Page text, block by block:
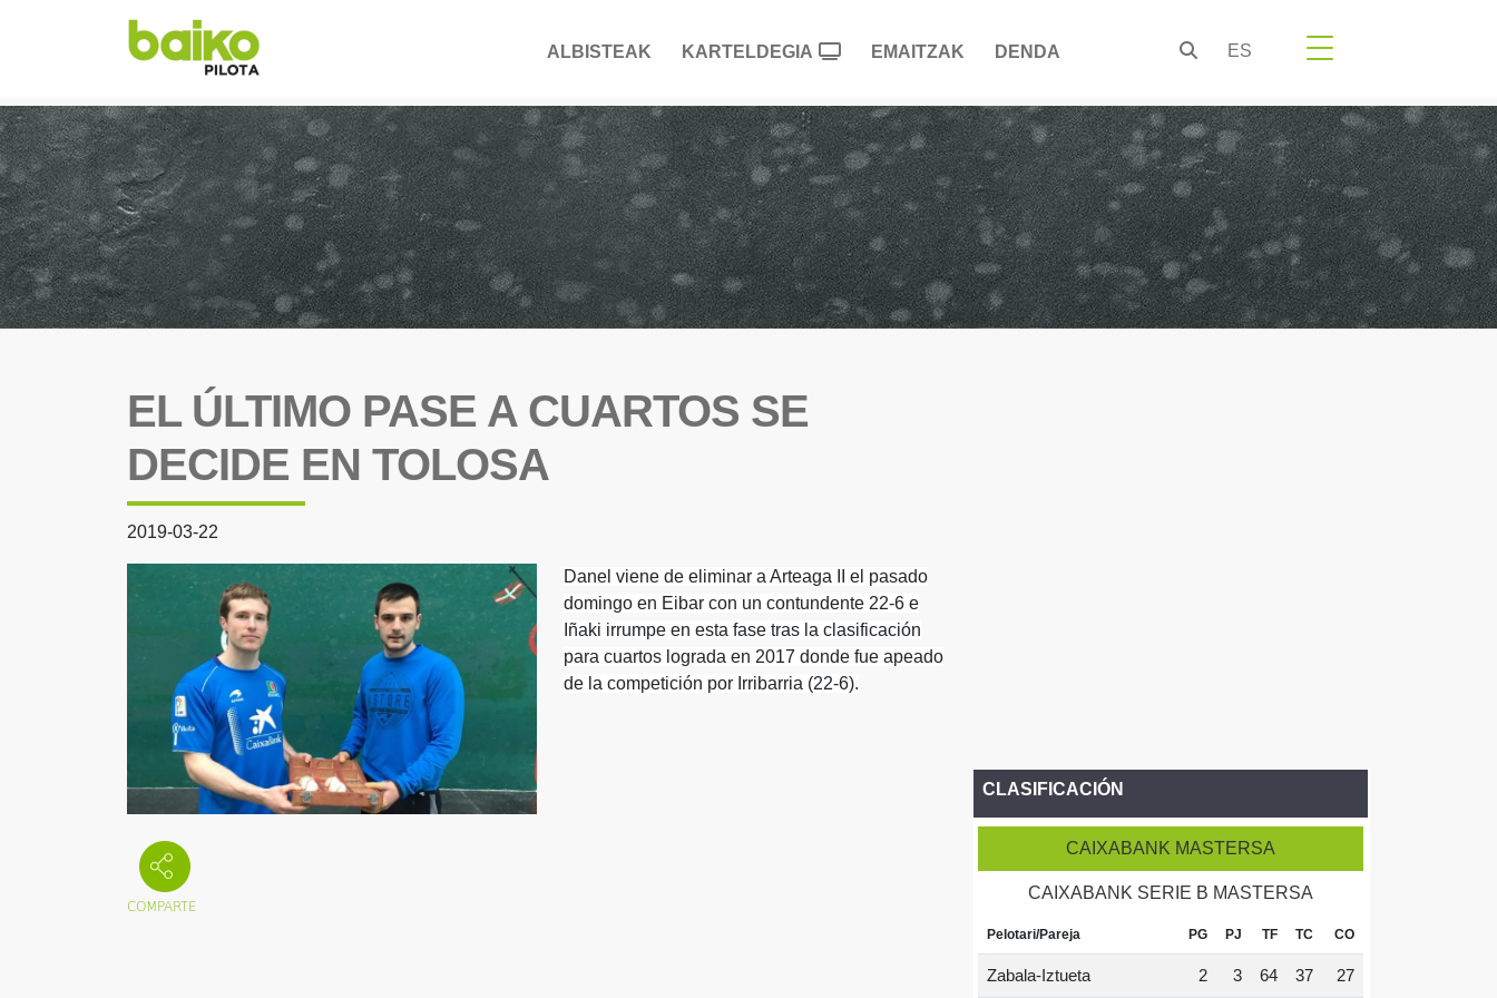
ALBISTEAK KARTELDEGIA EMAITZAK DENDA ES
EL ÚLTIMO PASE A CUARTOS SE
DECIDE EN TOLOSA
2019-03-22
Danel viene de eliminar a Arteaga II el pasado
domingo en Eibar con un contundente 22-6 e
Iñaki irrumpe en esta fase tras la clasificación
para cuartos lograda en 2017 donde fue apeado
de la competición por Irribarria (22-6).
CLASIFICACIÓN
CAIXABANK MASTERSA
CAIXABANK SERIE B MASTERSA
Pelotari/Pareja PG PJ TF TC CO
Zabala-Iztueta 2 3 64 37 27